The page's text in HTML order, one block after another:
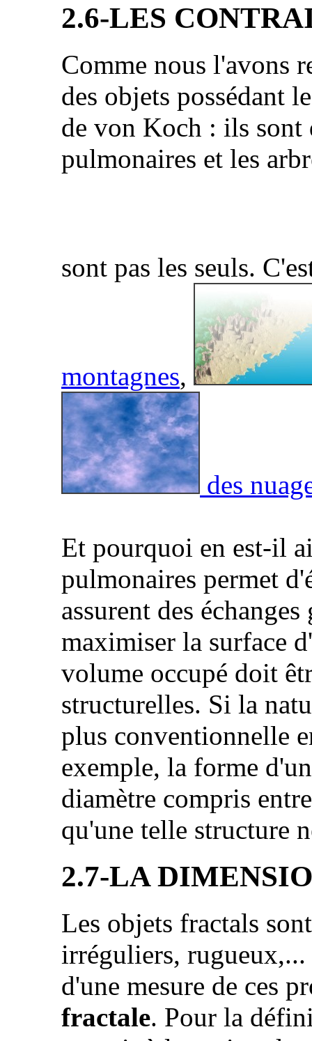
2.6-LES
Comme nous l'avons
des objets possédant
de von Koch : ils sont
pulmonaires et les
sont pas les seuls.
montagnes,
des
Et pourquoi en est-il
pulmonaires permet
assurent des
maximiser la surface
volume occupé doit
structurelles. Si la
plus conventionnelle
exemple, la forme
diamètre compris
qu'une telle structure
2.7-LA
Les objets fractals
irréguliers, rugueux,...
d'une mesure de ces
fractale. Pour la